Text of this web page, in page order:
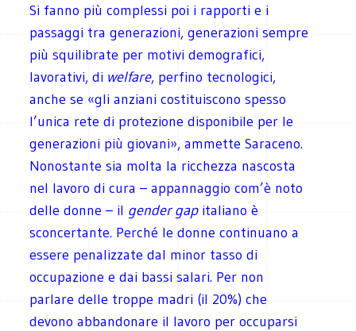
Si fanno più complessi poi i rapporti e i
passaggi tra generazioni, generazioni sempre
più squilibrate per motivi demografici,
lavorativi, di welfare, perfino tecnologici,
anche se «gli anziani costituiscono spesso
l’unica rete di protezione disponibile per le
generazioni più giovani», ammette Saraceno.
Nonostante sia molta la ricchezza nascosta
nel lavoro di cura – appannaggio com’è noto
delle donne – il gender gapitaliano è
sconcertante. Perché le donne continuano a
essere penalizzate dal minor tasso di
occupazione e dai bassi salari. Per non
parlare delle troppe madri (il 20%) che
devono abbandonare il lavoro per occuparsi